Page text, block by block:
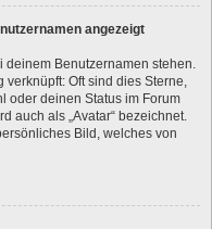
angezeigt
deinem Benutzernamen stehen.
verknüpft: Oft sind dies Sterne,
oder deinen Status im Forum
auch als „Avatar“ bezeichnet.
Bild, welches von